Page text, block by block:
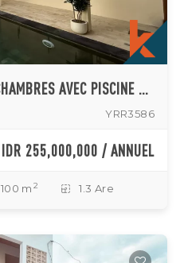
VILLA MODERNE DE DEUX CHAMBRES AVEC PISCINE PRIVÉE À BUDUK
YRR3586
IDR 255,000,000 / ANNUEL
100 m 2 1.3 Are